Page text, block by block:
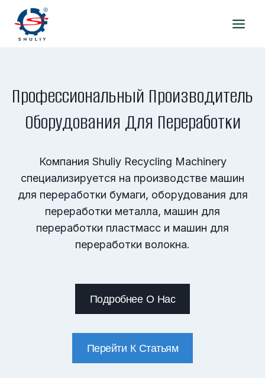
Перейти
содержимому
Профессиональный Производитель
Оборудования Для Переработки
Компания Shuliy Recycling Machinery
специализируется на производстве машин
для переработки бумаги, оборудования для
переработки металла, машин для
переработки пластмасс и машин для
переработки волокна.
Подробнее О Нас
Перейти К Статьям